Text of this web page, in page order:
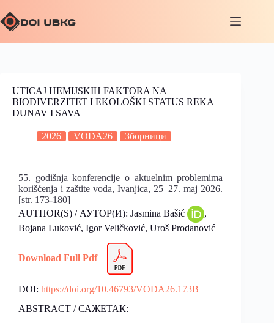
UTICAJ HEMIJSKIH FAKTORA NA
BIODIVERZITET I EKOLOŠKI STATUS REKA
DUNAV I SAVA
2026 VODA26 Зборници
55. godišnja konferencije o aktuelnim problemima
korišćenja i zaštite voda, Ivanjica, 25–27. maj 2026.
[str. 173-180]
AUTHOR(S) / АУТОР(И): Jasmina Bašić
,
Bojana Luković, Igor Veličković, Uroš Prodanović
Download Full Pdf
DOI: https://doi.org/10.46793/VODA26.173B
ABSTRACT / САЖЕТАК: